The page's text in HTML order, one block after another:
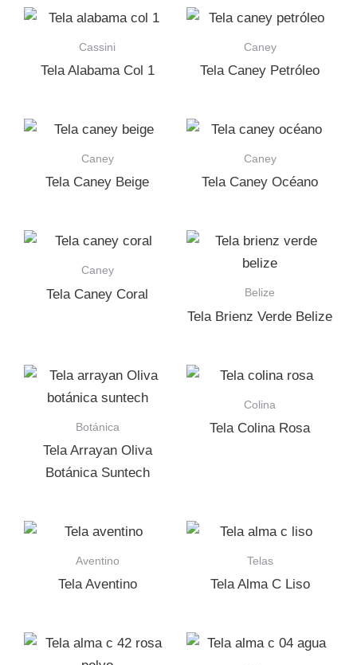
Cassini
Tela Alabama Col 1
Caney
Tela Caney Petróleo
Caney
Tela Caney Beige
Caney
Tela Caney Océano
Caney
Tela Caney Coral Belize
Tela Brienz Verde Belize
Botánica
Tela Arrayan Oliva
Botánica Suntech
Colina
Tela Colina Rosa
Aventino
Tela Aventino
Telas
Tela Alma C Liso